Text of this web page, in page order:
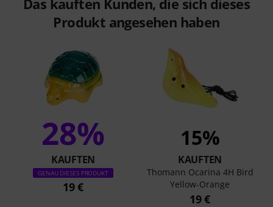
Produkt angesehen haben
28%
KAUFTEN
GENAU DIESES PRODUKT
19 €
15%
KAUFTEN
Thomann Ocarina 4H Bird
Yellow-Orange
19 €